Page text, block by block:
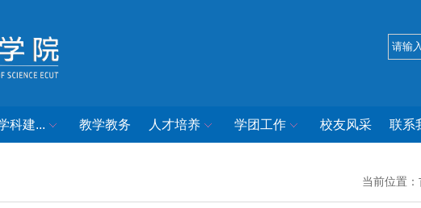
科建... 教学教务 人才培养 学团工作 校友风采 联系
当前位置：